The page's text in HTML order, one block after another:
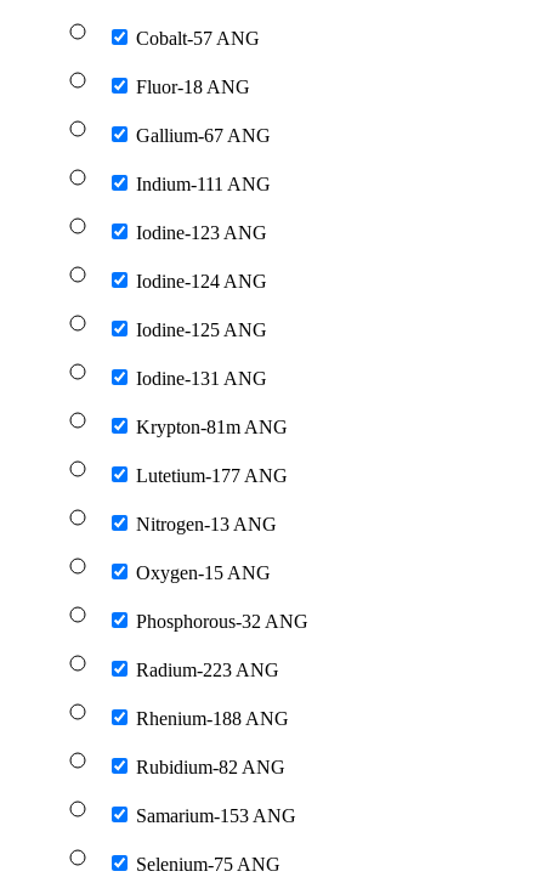
Cobalt-57 ANG
Fluor-18 ANG
Gallium-67 ANG
Indium-111 ANG
Iodine-123 ANG
Iodine-124 ANG
Iodine-125 ANG
Iodine-131 ANG
Krypton-81m ANG
Lutetium-177 ANG
Nitrogen-13 ANG
Oxygen-15 ANG
Phosphorous-32 ANG
Radium-223 ANG
Rhenium-188 ANG
Rubidium-82 ANG
Samarium-153 ANG
Selenium-75 ANG